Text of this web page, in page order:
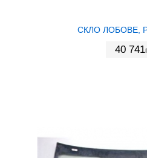
СКЛО ЛОБОВЕ,
40 741